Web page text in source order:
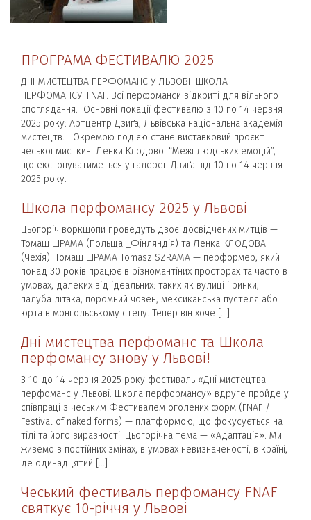
ПРОГРАМА ФЕСТИВАЛЮ 2025
ДНІ МИСТЕЦТВА ПЕРФОМАНС У ЛЬВОВІ. ШКОЛА
ПЕРФОМАНСУ. FNAF. Всі перфоманси відкриті для вільного
споглядання. Основні локації фестивалю з 10 по 14 червня
2025 року: Артцентр Дзиґа, Львівська національна академія
мистецтв. Окремою подією стане виставковий проєкт
чеської мисткині Ленки Клодової “Межі людських емоцій”,
що експонуватиметься у галереї Дзиґа від 10 по 14 червня
2025 року.
Школа перфомансу 2025 у Львові
Цьогоріч воркшопи проведуть двоє досвідчених митців —
Томаш ШРАМА (Польща _Фінляндія) та Ленка КЛОДОВА
(Чехія). Томаш ШРАМА Tomasz SZRAMA — перформер, який
понад 30 років працює в різномантіних просторах та часто в
умовах, далеких від ідеальних: таких як вулиці і ринки,
палуба літака, поромний човен, мексиканська пустеля або
юрта в монгольському степу. Тепер він хоче […]
Дні мистецтва перфоманс та Школа
перфомансу знову у Львові!
З 10 до 14 червня 2025 року фестиваль «Дні мистецтва
перфоманс у Львові. Школа перформансу» вдруге пройде у
співпраці з чеським Фестивалем оголених форм (FNAF /
Festival of naked forms) — платформою, що фокусується на
тілі та його виразності. Цьогорічна тема — «Адаптація». Ми
живемо в постійних змінах, в умовах невизначеності, в країні,
де одинадцятий […]
Чеський фестиваль перфомансу FNAF
святкує 10-річчя у Львові